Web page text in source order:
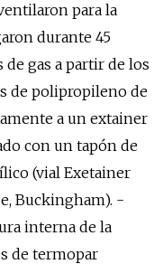
para la
durante 45
gas a partir de los
de polipropileno de
a un extainer
con un tapón de
(vial Exetainer
Buckingham). -
interna de la
de termopar